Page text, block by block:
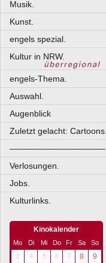
Musik.
Kunst.
engels spezial.
Kultur in NRW.
engels-Thema.
Auswahl.
Augenblick
Zuletzt gelacht: Cartoons.
––––––––––––––––––––
Verlosungen.
Jobs.
Kulturlinks.
Kinokalender
Mo Di Mi Do Fr Sa
So
3
4 5 6 7 8
9